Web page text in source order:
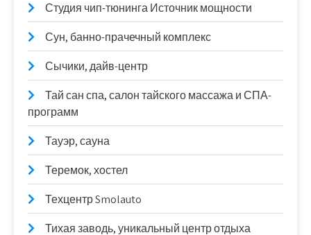
Студия чип-тюнинга Источник мощности
Сун, банно-прачечный комплекс
Сычики, дайв-центр
Тай сан спа, салон тайского массажа и СПА-
программ
Тауэр, сауна
Теремок, хостел
Техцентр Smolauto
Тихая заводь, уникальный центр отдыха